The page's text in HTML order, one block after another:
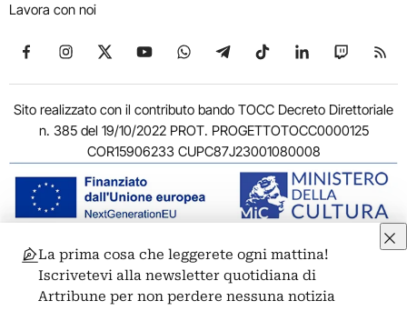
Lavora con noi
Seguici su Facebook
Seguici su Instagram
Seguici su X
Seguici su YouTube
Seguici su WhatsApp
Seguici su Telegram
Seguici su TikTok
Seguici su
Seguici
Sito realizzato con il contributo bando TOCC Decreto Direttoriale
n. 385 del 19/10/2022 PROT. PROGETTOTOCC0000125
COR15906233 CUPC87J23001080008
© 2011-2026 ARTRIBUNE srl – Corso Vittorio Emanuele II, 287 –
00186 Roma - P.I. 11381581005
Privacy: Responsabile della protezione dei dati personali
La prima cosa che leggerete ogni mattina!
Iscrivetevi alla newsletter quotidiana di
Artribune per non perdere nessuna notizia